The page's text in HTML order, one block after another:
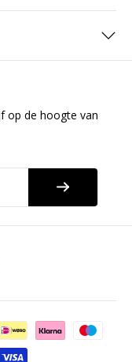
op de hoogte van